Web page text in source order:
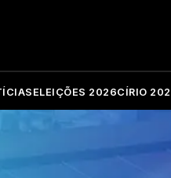
ELEIÇÕES 2026CÍRIO